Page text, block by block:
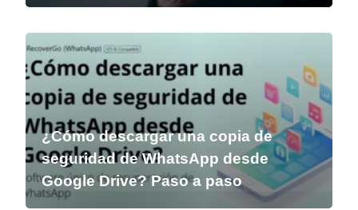
¿Cómo descargar una copia de
seguridad de WhatsApp desde
Google Drive? Paso a paso